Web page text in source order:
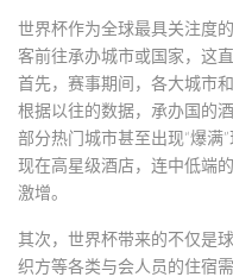
世界杯作为全球最具关注度
客前往承办城市或国家，这
首先，赛事期间，各大城市
根据以往的数据，承办国的
部分热门城市甚至出现“爆满
现在高星级酒店，连中低端
激增。
其次，世界杯带来的不仅是
织方等各类与会人员的住宿